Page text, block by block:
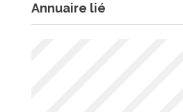
Annuaire lié